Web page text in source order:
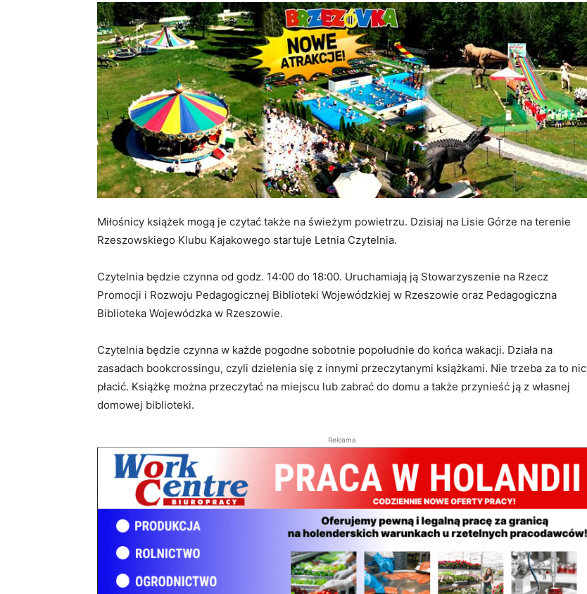
Miłośnicy książek mogą je czytać także na świeżym powietrzu. Dzisiaj na Lisie Górze na terenie
Rzeszowskiego Klubu Kajakowego startuje Letnia Czytelnia.
Czytelnia będzie czynna od godz. 14:00 do 18:00. Uruchamiają ją Stowarzyszenie na Rzecz
Promocji i Rozwoju Pedagogicznej Biblioteki Wojewódzkiej w Rzeszowie oraz Pedagogiczna
Biblioteka Wojewódzka w Rzeszowie.
Czytelnia będzie czynna w każde pogodne sobotnie popołudnie do końca wakacji. Działa na
zasadach bookcrossingu, czyli dzielenia się z innymi przeczytanymi książkami. Nie trzeba za to nic
płacić. Książkę można przeczytać na miejscu lub zabrać do domu a także przynieść ją z własnej
domowej biblioteki.
Reklama